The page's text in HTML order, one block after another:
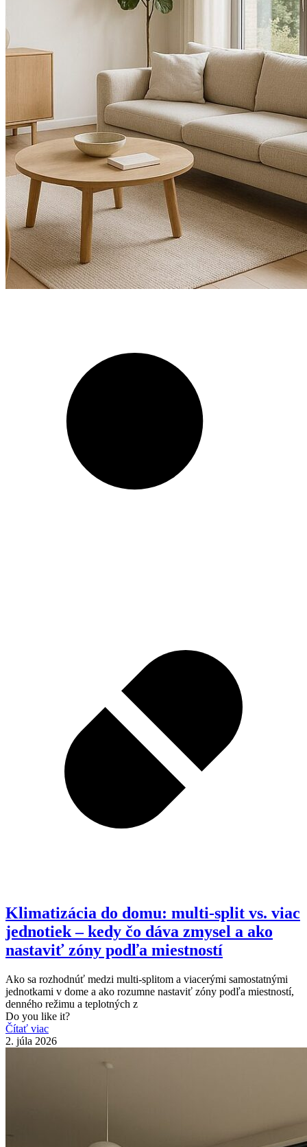
Klimatizácia do domu: multi-split vs. viac
jednotiek – kedy čo dáva zmysel a ako
nastaviť zóny podľa miestností
Ako sa rozhodnúť medzi multi-splitom a viacerými samostatnými
jednotkami v dome a ako rozumne nastaviť zóny podľa miestností,
denného režimu a teplotných z
Do you like it?
Čítať viac
2. júla 2026